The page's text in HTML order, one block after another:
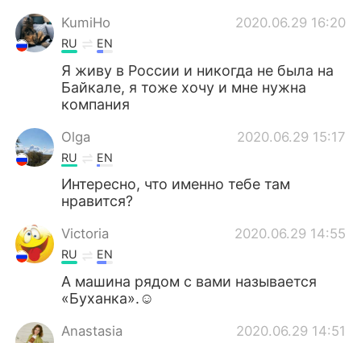
Português
KumiHo 2020.06.29 16:20
RU EN
Я живу в России и никогда не была на
Байкале, я тоже хочу и мне нужна
компания
Olga 2020.06.29 15:17
RU EN
Интересно, что именно тебе там
нравится?
Victoria 2020.06.29 14:55
RU EN
А машина рядом с вами называется
«Буханка».☺️
Anastasia 2020.06.29 14:51